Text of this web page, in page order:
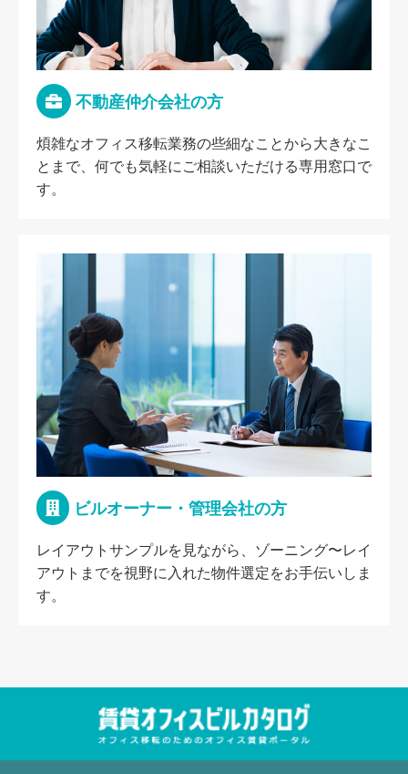
不動産仲介会社の方
煩雑なオフィス移転業務の些細なことから大きなこ
とまで、何でも気軽にご相談いただける専用窓口で
す。
ビルオーナー・管理会社の方
レイアウトサンプルを見ながら、ゾーニング〜レイ
アウトまでを視野に入れた物件選定をお手伝いしま
す。